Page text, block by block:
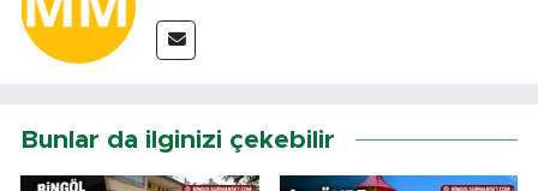
Bunlar da ilginizi çekebilir